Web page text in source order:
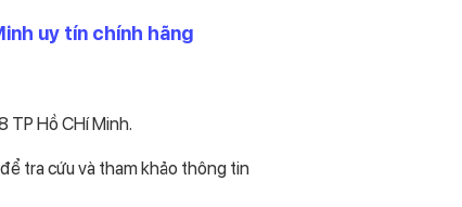
uy tín chính hãng
TP Hồ CHí Minh.
tra cứu và tham khảo thông tin